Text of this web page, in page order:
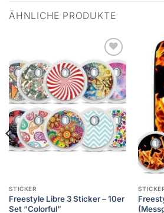
ÄHNLICHE PRODUKTE
Zur
Wunschliste
hinzufügen
STICKER
Freestyle Libre 3 Sticker – 10er
Set “Colorful”